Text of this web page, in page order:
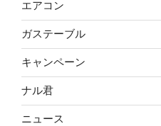
エアコン
ガステーブル
キャンペーン
ナル君
ニュース